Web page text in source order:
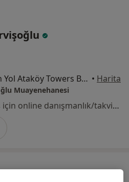
Çobançeşme E-5, Yan Yol Ataköy Towers B Blok D:76, İstanbul • Harita
Muayenehanesi
Bu uzman ilgili adres için online danışmanlık/takvim sunmuyor.